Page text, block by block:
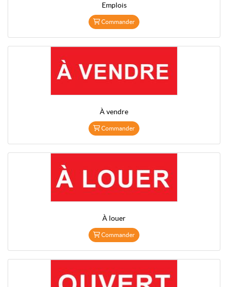
Emplois
Commander
À vendre
Commander
À louer
Commander